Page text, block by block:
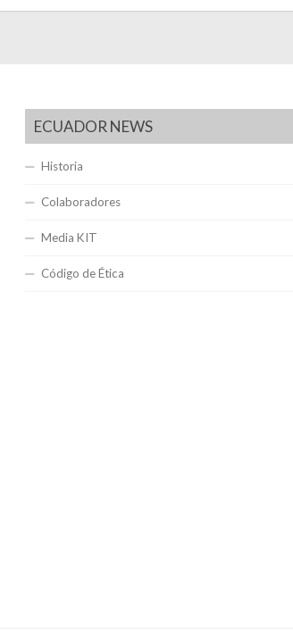
ECUADOR NEWS
Historia
Colaboradores
Media KIT
Código de Ética